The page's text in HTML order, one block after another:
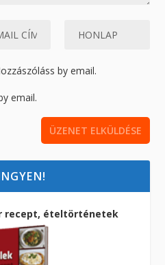
by email.
email.
recept, ételtörténetek